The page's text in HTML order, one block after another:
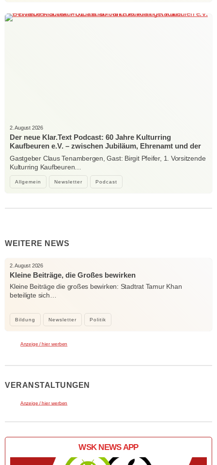
Allgemein Newsletter Podcast
2. August 2026
Der neue Klar.Text Podcast: 60 Jahre Kulturring
Kaufbeuren e.V. – zwischen Jubiläum, Ehrenamt und der
Kraft der Kultur
Gastgeber Claus Tenambergen, Gast: Birgit Pfeifer, 1. Vorsitzende
Kulturring Kaufbeuren…
WEITERE NEWS
Bildung Newsletter Politik
2. August 2026
Kleine Beiträge, die Großes bewirken
Kleine Beiträge die großes bewirken: Stadtrat Tamur Khan
beteiligte sich…
Anzeige / hier werben
VERANSTALTUNGEN
Anzeige / hier werben
WSK NEWS APP